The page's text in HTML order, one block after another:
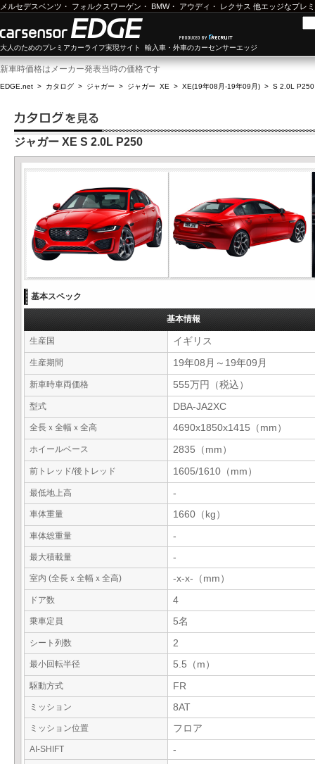
メルセデスベンツ ・ フォルクスワーゲン ・ BMW・ アウディ ・ レクサス 他エッジなプレ
大人のためのプレミアカーライフ実現サイト 輸入車・外車のカーセンサーエッジ
新車時価格はメーカー発表当時の価格です
EDGE.net > カタログ > ジャガー > ジャガー XE > XE(19年08月-19年09月) > S 2.0L P250
ジャガー XE S 2.0L P250
基本スペック
基本情報
生産国 イギリス
生産期間 19年08月～19年09月
新車時車両価格 555万円（税込）
型式 DBA-JA2XC
全長ｘ全幅ｘ全高 4690x1850x1415（mm）
ホイールベース 2835（mm）
前トレッド/後トレッド 1605/1610（mm）
最低地上高 -
車体重量 1660（kg）
車体総重量 -
最大積載量 -
室内 (全長ｘ全幅ｘ全高) -x-x-（mm）
ドア数 4
乗車定員 5名
シート列数 2
最小回転半径 5.5（m）
駆動方式 FR
ミッション 8AT
ミッション位置 フロア
AI-SHIFT -